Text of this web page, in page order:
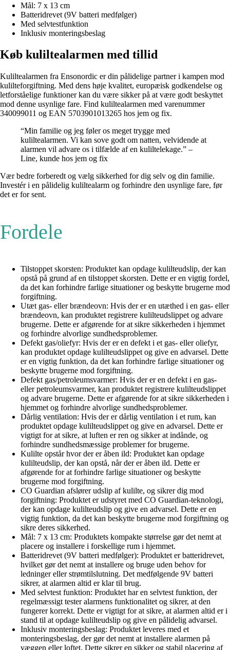
Mål: 7 x 13 cm
Batteridrevet (9V batteri medfølger)
Med selvtestfunktion
Inklusiv monteringsbeslag
Køb kuliltealarmen med tillid
Kuliltealarmen fra Ensonordic er din pålidelige partner i kampen mod
kulilteforgiftning. Med dens høje kvalitet, europæisk godkendelse og
letforståelige funktioner kan du være sikker på at være godt beskyttet
mod denne usynlige fare. Find kuliltealarmen med varenummer
340099011 og EAN 5703901013265 hos jem og fix.
“Min familie og jeg føler os meget trygge med
kuliltealarmen. Vi kan sove godt om natten, velvidende at
alarmen vil advare os i tilfælde af en kuliltelekage.” –
Line, kunde hos jem og fix
Vær bedre forberedt og vælg sikkerhed for dig selv og din familie.
Investér i en pålidelig kuliltealarm og forhindre den usynlige fare, før
det er for sent.
Fordele
Tilstoppet skorsten: Produktet kan opdage kulilteudslip, der kan
opstå på grund af en tilstoppet skorsten. Dette er en vigtig fordel,
da det kan forhindre farlige situationer og beskytte brugerne mod
forgiftning.
Utæt gas- eller brændeovn: Hvis der er en utæthed i en gas- eller
brændeovn, kan produktet registrere kulilteudslippet og advare
brugerne. Dette er afgørende for at sikre sikkerheden i hjemmet
og forhindre alvorlige sundhedsproblemer.
Defekt gas/oliefyr: Hvis der er en defekt i et gas- eller oliefyr,
kan produktet opdage kulilteudslippet og give en advarsel. Dette
er en vigtig funktion, da det kan forhindre farlige situationer og
beskytte brugerne mod forgiftning.
Defekt gas/petroleumsvarmer: Hvis der er en defekt i en gas-
eller petroleumsvarmer, kan produktet registrere kulilteudslippet
og advare brugerne. Dette er afgørende for at sikre sikkerheden i
hjemmet og forhindre alvorlige sundhedsproblemer.
Dårlig ventilation: Hvis der er dårlig ventilation i et rum, kan
produktet opdage kulilteudslippet og give en advarsel. Dette er
vigtigt for at sikre, at luften er ren og sikker at indånde, og
forhindre sundhedsmæssige problemer for brugerne.
Kulilte opstår hvor der er åben ild: Produktet kan opdage
kulilteudslip, der kan opstå, når der er åben ild. Dette er
afgørende for at forhindre farlige situationer og beskytte
brugerne mod forgiftning.
CO Guardian afslører udslip af kulilte, og sikrer dig mod
forgiftning: Produktet er udstyret med CO Guardian-teknologi,
der kan opdage kulilteudslip og give en advarsel. Dette er en
vigtig funktion, da det kan beskytte brugerne mod forgiftning og
sikre deres sikkerhed.
Mål: 7 x 13 cm: Produktets kompakte størrelse gør det nemt at
placere og installere i forskellige rum i hjemmet.
Batteridrevet (9V batteri medfølger): Produktet er batteridrevet,
hvilket gør det nemt at installere og bruge uden behov for
ledninger eller strømtilslutning. Det medfølgende 9V batteri
sikrer, at alarmen altid er klar til brug.
Med selvtest funktion: Produktet har en selvtest funktion, der
regelmæssigt tester alarmens funktionalitet og sikrer, at den
fungerer korrekt. Dette er vigtigt for at sikre, at alarmen altid er i
stand til at opdage kulilteudslip og give en pålidelig advarsel.
Inklusiv monteringsbeslag: Produktet leveres med et
monteringsbeslag, der gør det nemt at installere alarmen på
væggen eller loftet. Dette sikrer en sikker og stabil placering af